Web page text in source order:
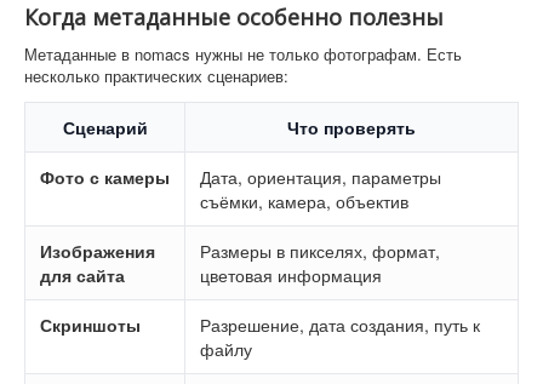
Когда метаданные особенно полезны
Метаданные в nomacs нужны не только фотографам. Есть
несколько практических сценариев:
Сценарий Что проверять
Фото с камеры
Дата, ориентация, параметры
съёмки, камера, объектив
Изображения
для сайта
Размеры в пикселях, формат,
цветовая информация
Скриншоты
Разрешение, дата создания, путь к
файлу